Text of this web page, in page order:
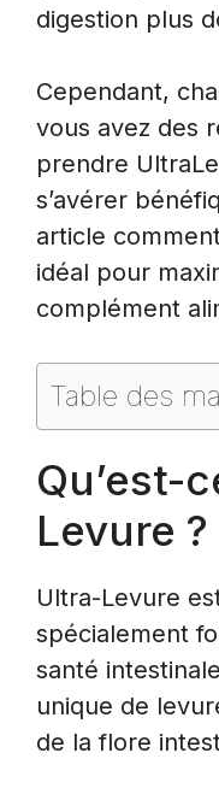
digestion plus
Cependant,
vous avez des
prendre
s’avérer
article
idéal pour
complément
Table des
Qu’est-
Levure ?
Ultra-Levure
spécialement
santé
unique de
de la flore